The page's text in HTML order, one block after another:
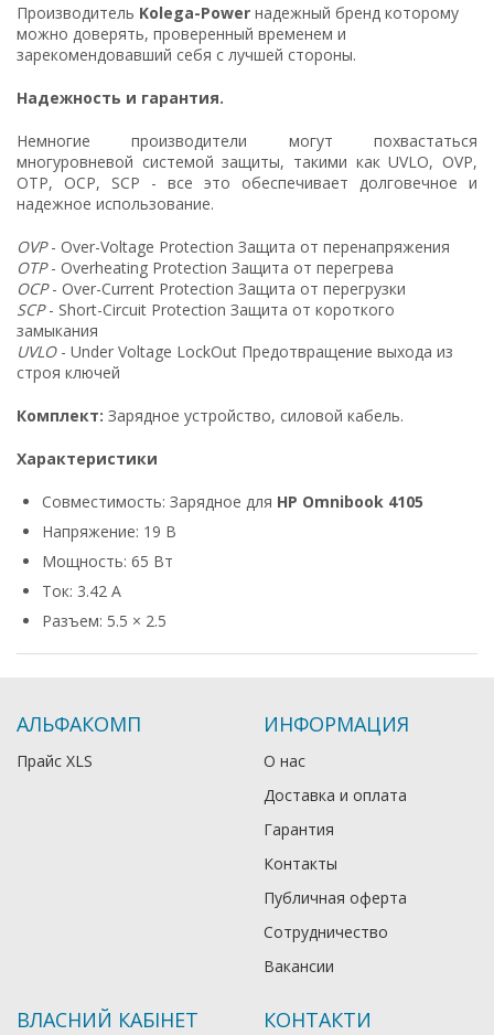
Производитель Kolega-Power надежный бренд которому
можно доверять, проверенный временем и
зарекомендовавший себя с лучшей стороны.
Надежность и гарантия.
Немногие производители могут похвастаться
многуровневой системой защиты, такими как UVLO, OVP,
OTP, OCP, SCP - все это обеспечивает долговечное и
надежное использование.
OVP- Over-Voltage Protection Защита от перенапряжения
OTP- Overheating Protection Защита от перегрева
OCP- Over-Current Protection Защита от перегрузки
SCP- Short-Circuit Protection Защита от короткого
замыкания
UVLO- Under Voltage LockOut Предотвращение выхода из
строя ключей
Комплект: Зарядное устройство, силовой кабель.
Характеристики
Совместимость: Зарядное для HP Omnibook 4105
Напряжение: 19 В
Мощность: 65 Вт
Ток: 3.42 А
Разъем: 5.5 × 2.5
АЛЬФАКОМП
Прайс XLS
ИНФОРМАЦИЯ
О нас
Доставка и оплата
Гарантия
Контакты
Публичная оферта
Сотрудничество
Вакансии
ВЛАСНИЙ КАБІНЕТ КОНТАКТИ